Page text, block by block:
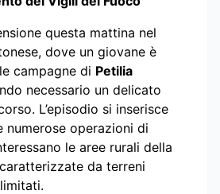
questa mattina nel
dove un giovane è
campagne di Petilia
necessario un delicato
L’episodio si inserisce
numerose operazioni di
le aree rurali della
da terreni